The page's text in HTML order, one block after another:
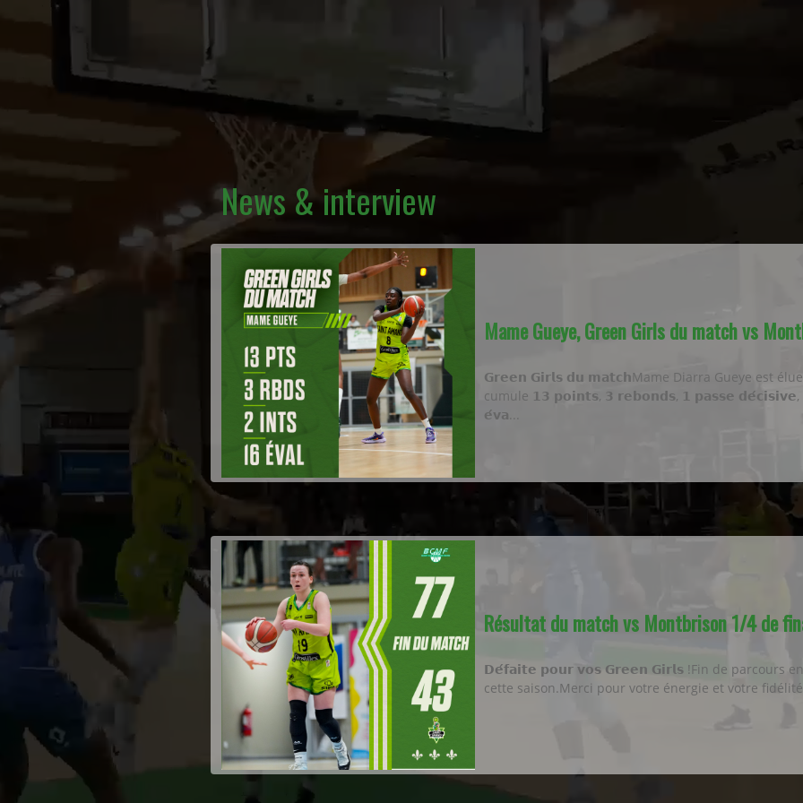
News & interview
Mame Gueye, Green Girls du match vs
𝗚𝗿𝗲𝗲𝗻 𝗚𝗶𝗿𝗹𝘀 𝗱𝘂 𝗺𝗮𝘁𝗰𝗵Mame Diarra Gueye est
cumule 𝟭𝟯 𝗽𝗼𝗶𝗻𝘁𝘀, 𝟯 𝗿𝗲𝗯𝗼𝗻𝗱𝘀, 𝟭 𝗽𝗮𝘀𝘀𝗲
𝗲́𝘃𝗮...
Résultat du match vs Montbrison 1/4 de
𝗗𝗲́𝗳𝗮𝗶𝘁𝗲 𝗽𝗼𝘂𝗿 𝘃𝗼𝘀 𝗚𝗿𝗲𝗲𝗻 𝗚𝗶𝗿𝗹𝘀 !Fin de parcours
cette saison.Merci pour votre énergie et votre